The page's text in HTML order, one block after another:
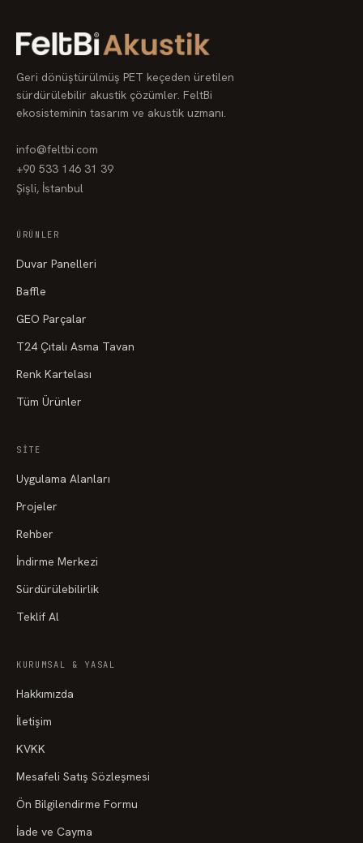
Geri dönüştürülmüş PET keçeden üretilen
sürdürülebilir akustik çözümler. FeltBi
ekosisteminin tasarım ve akustik uzmanı.
info@feltbi.com
+90 533 146 31 39
Şişli, İstanbul
ÜRÜNLER
Duvar Panelleri
Baffle
GEO Parçalar
T24 Çıtalı Asma Tavan
Renk Kartelası
Tüm Ürünler
SITE
Uygulama Alanları
Projeler
Rehber
İndirme Merkezi
Sürdürülebilirlik
Teklif Al
KURUMSAL & YASAL
Hakkımızda
İletişim
KVKK
Mesafeli Satış Sözleşmesi
Ön Bilgilendirme Formu
İade ve Cayma